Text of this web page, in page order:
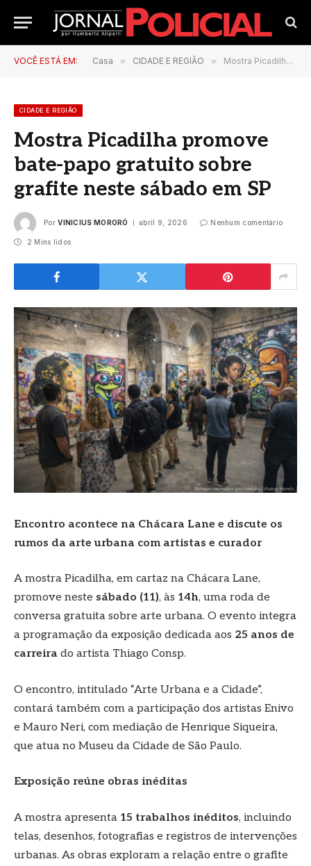
VOCÊ ESTÁ EM: Casa » CIDADE E REGIÃO » Mostra Picadilha promove bate-papo gratuito sobre grafite neste sábado em SP
CIDADE E REGIÃO
Mostra Picadilha promove
bate-papo gratuito sobre
grafite neste sábado em SP
Por VINICIUS MORORÓ abril 9, 2026 Nenhum comentário
2 Mins lidos
Encontro acontece na Chácara Lane e discute os
rumos da arte urbana com artistas e curador
A mostra Picadilha, em cartaz na Chácara Lane,
promove neste sábado (11), às 14h, uma roda de
conversa gratuita sobre arte urbana. O evento integra
a programação da exposição dedicada aos 25 anos de
carreira do artista Thiago Consp.
O encontro, intitulado “Arte Urbana e a Cidade”,
contará também com a participação dos artistas Enivo
e Mauro Neri, com mediação de Henrique Siqueira,
que atua no Museu da Cidade de São Paulo.
Exposição reúne obras inéditas
A mostra apresenta 15 trabalhos inéditos, incluindo
telas, desenhos, fotografias e registros de intervenções
urbanas. As obras exploram a relação entre o grafite